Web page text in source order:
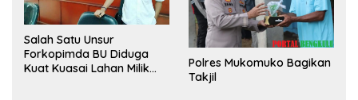
Salah Satu Unsur
Forkopimda BU Diduga
Kuat Kuasai Lahan Milik
Polres Mukomuko Bagikan
Takjil